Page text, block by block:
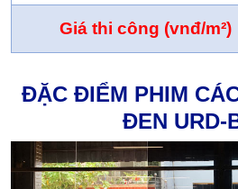
Giá thi công (vnđ/m²)
ĐẶC ĐIỂM PHIM
ĐEN URD-